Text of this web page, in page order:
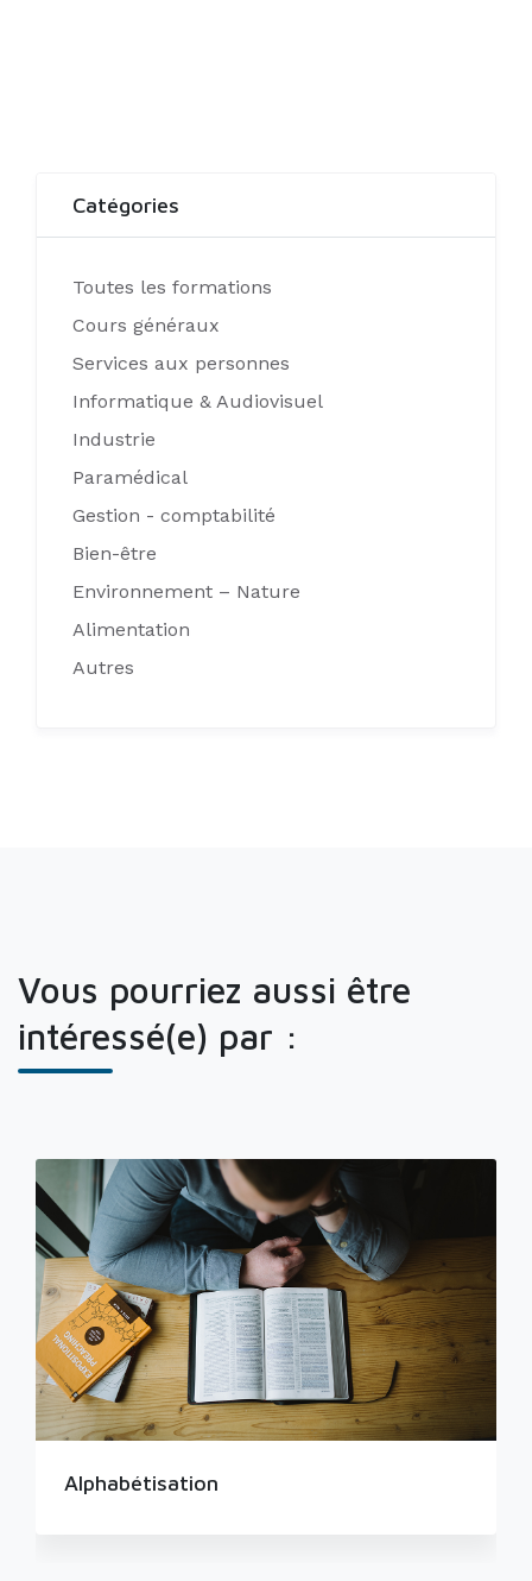
Catégories
Toutes les formations
Cours généraux
Services aux personnes
Informatique & Audiovisuel
Industrie
Paramédical
Gestion - comptabilité
Bien-être
Environnement – Nature
Alimentation
Autres
Vous pourriez aussi être
intéressé(e) par :
Alphabétisation